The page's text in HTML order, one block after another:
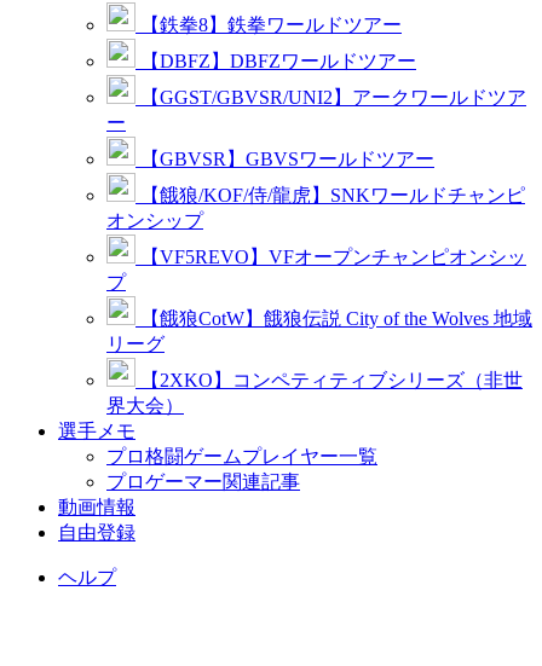
【鉄拳8】鉄拳ワールドツアー
【DBFZ】DBFZワールドツアー
【GGST/GBVSR/UNI2】アークワールドツア
ー
【GBVSR】GBVSワールドツアー
【餓狼/KOF/侍/龍虎】SNKワールドチャンピ
オンシップ
【VF5REVO】VFオープンチャンピオンシッ
プ
【餓狼CotW】餓狼伝説 City of the Wolves 地域
リーグ
【2XKO】コンペティティブシリーズ（非世
界大会）
選手メモ
プロ格闘ゲームプレイヤー一覧
プロゲーマー関連記事
動画情報
自由登録
ヘルプ